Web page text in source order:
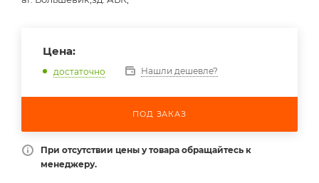
Цена:
достаточно Нашли дешевле?
ПОД ЗАКАЗ
При отсутствии цены у товара обращайтесь к
менеджеру.